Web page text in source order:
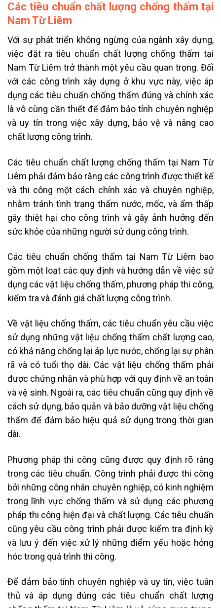
Các tiêu chuẩn chất lượng chống thấm tại
Nam Từ Liêm
Với sự phát triển không ngừng của ngành xây dựng,
việc đặt ra tiêu chuẩn chất lượng chống thấm tại
Nam Từ Liêm trở thành một yêu cầu quan trọng. Đối
với các công trình xây dựng ở khu vực này, việc áp
dụng các tiêu chuẩn chống thấm đúng và chính xác
là vô cùng cần thiết để đảm bảo tính chuyên nghiệp
và uy tín trong việc xây dựng, bảo vệ và nâng cao
chất lượng công trình.
Các tiêu chuẩn chất lượng chống thấm tại Nam Từ
Liêm phải đảm bảo rằng các công trình được thiết kế
và thi công một cách chính xác và chuyên nghiệp,
nhằm tránh tình trạng thấm nước, mốc, và ẩm thấp
gây thiệt hại cho công trình và gây ảnh hưởng đến
sức khỏe của những người sử dụng công trình.
Các tiêu chuẩn chống thấm tại Nam Từ Liêm bao
gồm một loạt các quy định và hướng dẫn về việc sử
dụng các vật liệu chống thấm, phương pháp thi công,
kiểm tra và đánh giá chất lượng công trình.
Về vật liệu chống thấm, các tiêu chuẩn yêu cầu việc
sử dụng những vật liệu chống thấm chất lượng cao,
có khả năng chống lại áp lực nước, chống lại sự phân
rã và có tuổi thọ dài. Các vật liệu chống thấm phải
được chứng nhận và phù hợp với quy định về an toàn
và vệ sinh. Ngoài ra, các tiêu chuẩn cũng quy định về
cách sử dụng, bảo quản và bảo dưỡng vật liệu chống
thấm để đảm bảo hiệu quả sử dụng trong thời gian
dài.
Phương pháp thi công cũng được quy định rõ ràng
trong các tiêu chuẩn. Công trình phải được thi công
bởi những công nhân chuyên nghiệp, có kinh nghiệm
trong lĩnh vực chống thấm và sử dụng các phương
pháp thi công hiện đại và chất lượng. Các tiêu chuẩn
cũng yêu cầu công trình phải được kiểm tra định kỳ
và lưu ý đến việc xử lý những điểm yếu hoặc hỏng
hóc trong quá trình thi công.
Để đảm bảo tính chuyên nghiệp và uy tín, việc tuân
thủ và áp dụng đúng các tiêu chuẩn chất lượng